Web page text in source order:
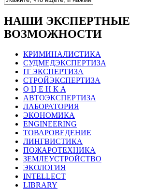
НАШИ ЭКСПЕРТНЫЕ
ВОЗМОЖНОСТИ
КРИМИНАЛИСТИКА
СУДМЕДЭКСПЕРТИЗА
IT ЭКСПЕРТИЗА
СТРОЙЭКСПЕРТИЗА
О Ц Е Н К А
АВТОЭКСПЕРТИЗА
ЛАБОРАТОРИЯ
ЭКОНОМИКА
ENGINEERING
ТОВАРОВЕДЕНИЕ
ЛИНГВИСТИКА
ПОЖАРОТЕХНИКА
ЗЕМЛЕУСТРОЙСТВО
ЭКОЛОГИЯ
INTELLECT
LIBRARY